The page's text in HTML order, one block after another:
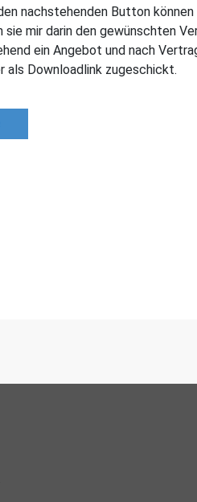
nachstehenden Button
sie mir darin den gewünschten
ein Angebot und nach
als Downloadlink zugeschickt.